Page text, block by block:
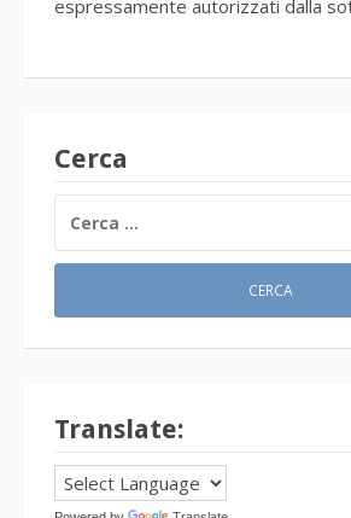
espressamente autorizzati dalla
Cerca
PER:
Translate: